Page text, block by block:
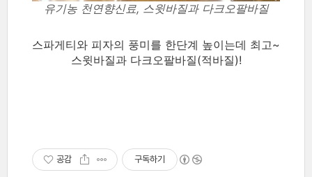
유기농 천연향신료, 스윗바질과 다크오팔바질
스파게티와 피자의 풍미를 한단계 높이는데 최고~
스윗바질과 다크오팔바질(적바질)!
공감 구독하기